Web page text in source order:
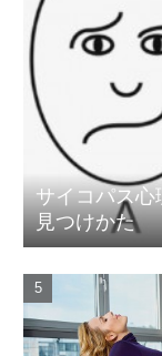
サイコパス心
見つけかた